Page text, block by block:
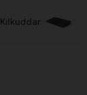
Kilkuddar